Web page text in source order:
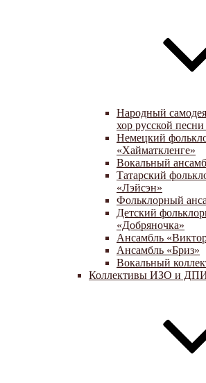
Народный
хор русской
Немецкий
«Хайматкленге»
Вокальный
Татарский
«Лэйсэн»
Фольклорный
Детский
«Добряночка»
Ансамбль
Ансамбль «Бриз»
Вокальный
Коллективы ИЗО и